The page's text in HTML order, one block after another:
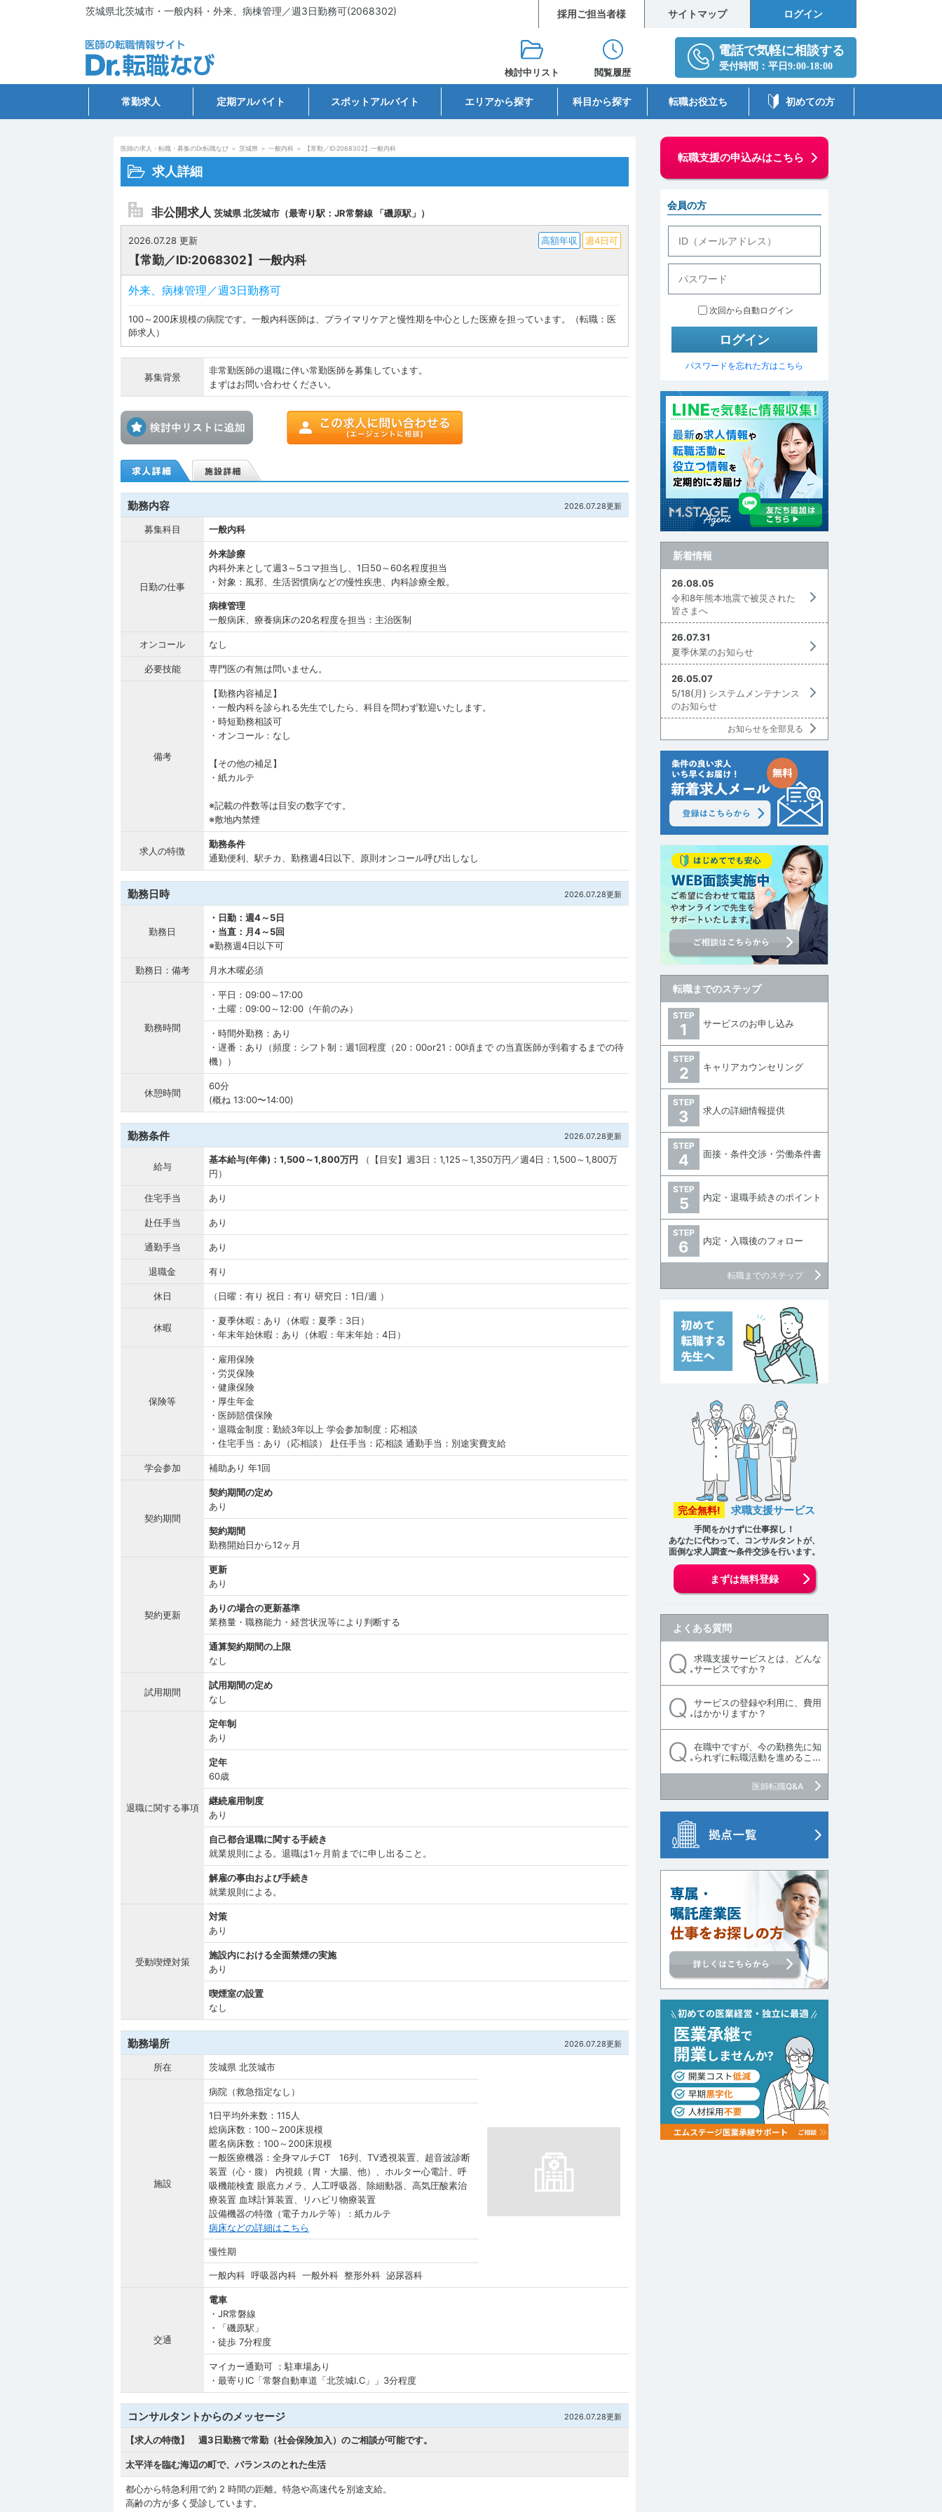
茨城県北茨城市・一般内科・外来、病棟管理／週3日勤務可(2068302) 採用ご担当者様 サイトマップ ログイン
検討中リスト 閲覧履歴
常勤求人 定期アルバイト スポットアルバイト エリアから探す 科目から探す 転職お役立ち 初めての方
医師の求人・転職・募集のDr.転職なび ＞ 茨城県 ＞ 一般内科 ＞ 【常勤／ID:2068302】一般内科
求人詳細
非公開求人 茨城県 北茨城市（最寄り駅：JR常磐線 「磯原駅」）
2026.07.28 更新 高額年収 週4日可
【常勤／ID:2068302】一般内科
外来、病棟管理／週3日勤務可
100～200床規模の病院です。一般内科医師は、プライマリケアと慢性期を中心とした医療を担っています。（転職：医
師求人）
募集背景
非常勤医師の退職に伴い常勤医師を募集しています。
まずはお問い合わせください。
検討中リストに追加
勤務内容 2026.07.28更新
募集科目 一般内科
日勤の仕事
外来診療
内科外来として週3～5コマ担当し、1日50～60名程度担当
・対象：風邪、生活習慣病などの慢性疾患、内科診療全般。
病棟管理
一般病床、療養病床の20名程度を担当：主治医制
オンコール なし
必要技能 専門医の有無は問いません。
備考
【勤務内容補足】
・一般内科を診られる先生でしたら、科目を問わず歓迎いたします。
・時短勤務相談可
・オンコール：なし
【その他の補足】
・紙カルテ
※記載の件数等は目安の数字です。
※敷地内禁煙
求人の特徴
勤務条件
通勤便利、駅チカ、勤務週4日以下、原則オンコール呼び出しなし
勤務日時 2026.07.28更新
勤務日
・日勤：週4～5日
・当直：月4～5回
※勤務週4日以下可
勤務日：備考 月水木曜必須
勤務時間
・平日：09:00～17:00
・土曜：09:00～12:00（午前のみ）
・時間外勤務：あり
・遅番：あり（頻度：シフト制：週1回程度（20：00or21：00頃まで の当直医師が到着するまでの待
機））
休憩時間
60分
(概ね 13:00〜14:00)
勤務条件 2026.07.28更新
給与
基本給与(年俸)：1,500～1,800万円 （【目安】週3日：1,125～1,350万円／週4日：1,500～1,800万
円）
住宅手当 あり
赴任手当 あり
通勤手当 あり
退職金 有り
休日 （日曜：有り 祝日：有り 研究日：1日/週 ）
休暇
・夏季休暇：あり（休暇：夏季：3日）
・年末年始休暇：あり（休暇：年末年始：4日）
保険等
・雇用保険
・労災保険
・健康保険
・厚生年金
・医師賠償保険
・退職金制度：勤続3年以上 学会参加制度：応相談
・住宅手当：あり（応相談） 赴任手当：応相談 通勤手当：別途実費支給
学会参加 補助あり 年1回
契約期間
契約期間の定め
あり
契約期間
勤務開始日から12ヶ月
契約更新
更新
あり
ありの場合の更新基準
業務量・職務能力・経営状況等により判断する
通算契約期間の上限
なし
試用期間
試用期間の定め
なし
退職に関する事項
定年制
あり
定年
60歳
継続雇用制度
あり
自己都合退職に関する手続き
就業規則による。退職は1ヶ月前までに申し出ること。
解雇の事由および手続き
就業規則による。
受動喫煙対策
対策
あり
施設内における全面禁煙の実施
あり
喫煙室の設置
なし
勤務場所 2026.07.28更新
所在 茨城県 北茨城市
施設
病院（救急指定なし）
1日平均外来数：115人
総病床数：100～200床規模
匿名病床数：100～200床規模
一般医療機器：全身マルチCT 16列、TV透視装置、超音波診断
装置（心・腹） 内視鏡（胃・大腸、他）、ホルター心電計、呼
吸機能検査 眼底カメラ、人工呼吸器、除細動器、高気圧酸素治
療装置 血球計算装置、リハビリ物療装置
設備機器の特徴（電子カルテ等）：紙カルテ
病床などの詳細はこちら
慢性期
一般内科 呼吸器内科 一般外科 整形外科 泌尿器科
交通
電車
・JR常磐線
・「磯原駅」
・徒歩 7分程度
マイカー通勤可 ：駐車場あり
・最寄りIC「常磐自動車道「北茨城I.C」」3分程度
コンサルタントからのメッセージ 2026.07.28更新
【求人の特徴】 週3日勤務で常勤（社会保険加入）のご相談が可能です。
太平洋を臨む海辺の町で、バランスのとれた生活
都心から特急利用で約 2 時間の距離。特急や高速代を別途支給。
高齢の方が多く受診しています。
転職支援の申込みはこちら
会員の方
次回から自動ログイン
パスワードを忘れた方はこちら
新着情報
26.08.05
令和8年熊本地震で被災された
皆さまへ
26.07.31
夏季休業のお知らせ
26.05.07
5/18(月) システムメンテナンス
のお知らせ
お知らせを全部見る
転職までのステップ
STEP
1 サービスのお申し込み
STEP
2 キャリアカウンセリング
STEP
3 求人の詳細情報提供
STEP
4 面接・条件交渉・労働条件書
STEP
5 内定・退職手続きのポイント
STEP
6 内定・入職後のフォロー
転職までのステップ
完全無料! 求職支援サービス
手間をかけずに仕事探し！
あなたに代わって、コンサルタントが、
面倒な求人調査〜条件交渉を行います。
まずは無料登録
よくある質問
求職支援サービスとは、どんな
サービスですか？
サービスの登録や利用に、費用
はかかりますか？
在職中ですが、今の勤務先に知
られずに転職活動を進めるこ...
医師転職Q&A